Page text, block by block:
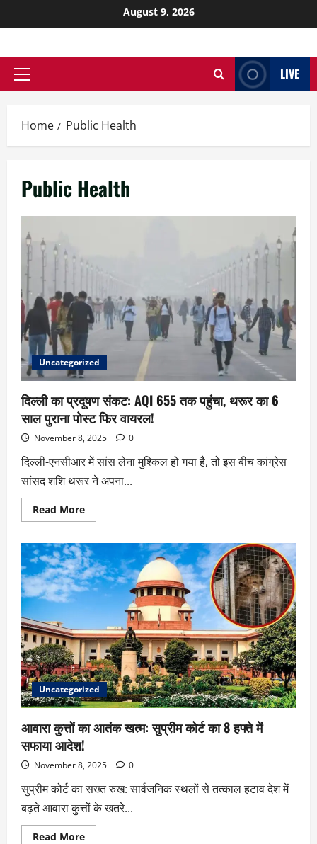
August 9, 2026
LIVE
Home Public Health
Public Health
Uncategorized
दिल्ली का प्रदूषण संकट: AQI 655 तक पहुंचा, थरूर का 6
साल पुराना पोस्ट फिर वायरल!
November 8, 2025 0
दिल्ली-एनसीआर में सांस लेना मुश्किल हो गया है, तो इस बीच कांग्रेस
सांसद शशि थरूर ने अपना...
Read More
Uncategorized
आवारा कुत्तों का आतंक खत्म: सुप्रीम कोर्ट का 8 हफ्ते में
सफाया आदेश!
November 8, 2025 0
सुप्रीम कोर्ट का सख्त रुख: सार्वजनिक स्थलों से तत्काल हटाव देश में
बढ़ते आवारा कुत्तों के खतरे...
Read More